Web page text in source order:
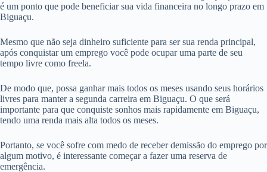
é um ponto que pode beneficiar sua vida financeira no longo prazo em
Biguaçu.
Mesmo que não seja dinheiro suficiente para ser sua renda principal,
após conquistar um emprego você pode ocupar uma parte de seu
tempo livre como freela.
De modo que, possa ganhar mais todos os meses usando seus horários
livres para manter a segunda carreira em Biguaçu. O que será
importante para que conquiste sonhos mais rapidamente em Biguaçu,
tendo uma renda mais alta todos os meses.
Portanto, se você sofre com medo de receber demissão do emprego por
algum motivo, é interessante começar a fazer uma reserva de
emergência.